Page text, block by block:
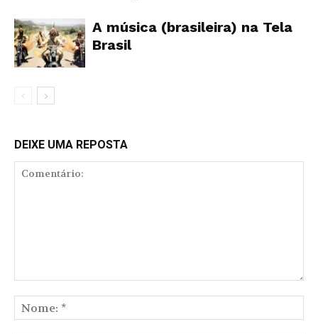
A música (brasileira) na Tela
Brasil
DEIXE UMA REPOSTA